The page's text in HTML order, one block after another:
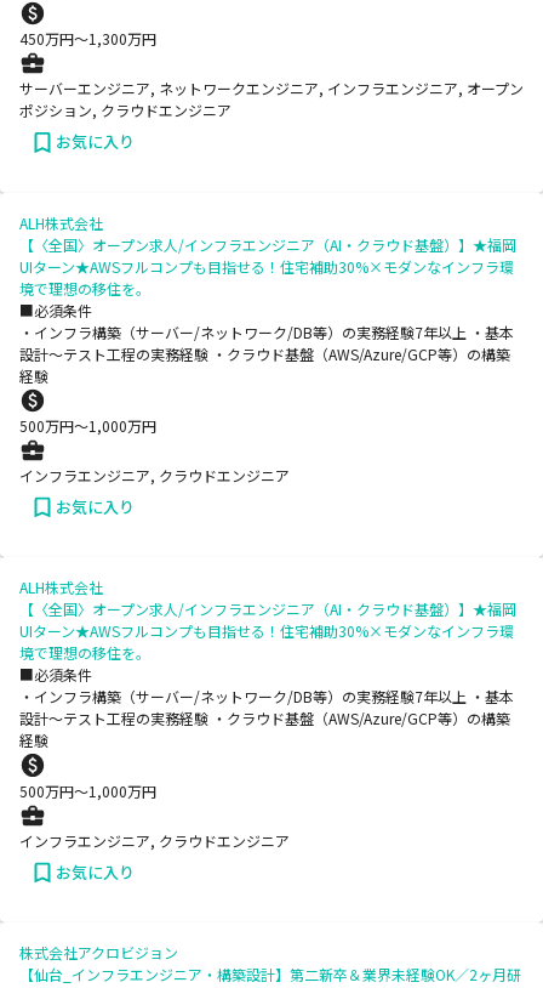
450万円〜1,300万円
サーバーエンジニア, ネットワークエンジニア, インフラエンジニア, オープン
ポジション, クラウドエンジニア
お気に入り
ALH株式会社
【〈全国〉オープン求人/インフラエンジニア（AI・クラウド基盤）】★福岡
UIターン★AWSフルコンプも目指せる！住宅補助30%×モダンなインフラ環
境で理想の移住を。
■必須条件
・インフラ構築（サーバー/ネットワーク/DB等）の実務経験7年以上 ・基本
設計～テスト工程の実務経験 ・クラウド基盤（AWS/Azure/GCP等）の構築
経験
500万円〜1,000万円
インフラエンジニア, クラウドエンジニア
お気に入り
ALH株式会社
【〈全国〉オープン求人/インフラエンジニア（AI・クラウド基盤）】★福岡
UIターン★AWSフルコンプも目指せる！住宅補助30%×モダンなインフラ環
境で理想の移住を。
■必須条件
・インフラ構築（サーバー/ネットワーク/DB等）の実務経験7年以上 ・基本
設計～テスト工程の実務経験 ・クラウド基盤（AWS/Azure/GCP等）の構築
経験
500万円〜1,000万円
インフラエンジニア, クラウドエンジニア
お気に入り
株式会社アクロビジョン
【仙台_インフラエンジニア・構築設計】第二新卒＆業界未経験OK／2ヶ月研